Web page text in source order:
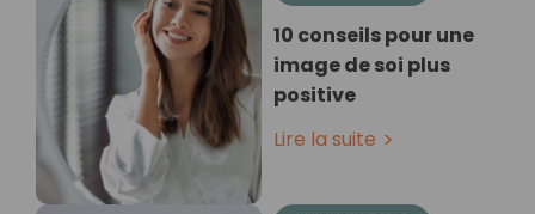
10 conseils pour une
image de soi plus
positive
Lire la suite